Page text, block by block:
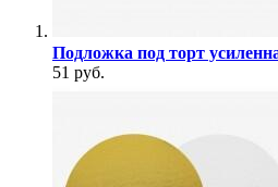
Подложка под торт
51 руб.